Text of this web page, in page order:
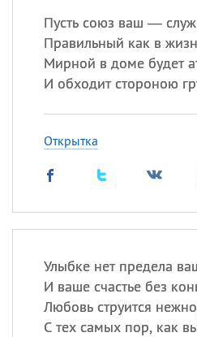
Пусть союз ваш —
Правильный как в
Мирной в доме будет
И обходит стороною
Открытка
Улыбке нет предела
И ваше счастье без
Любовь струится
С тех самых пор, как